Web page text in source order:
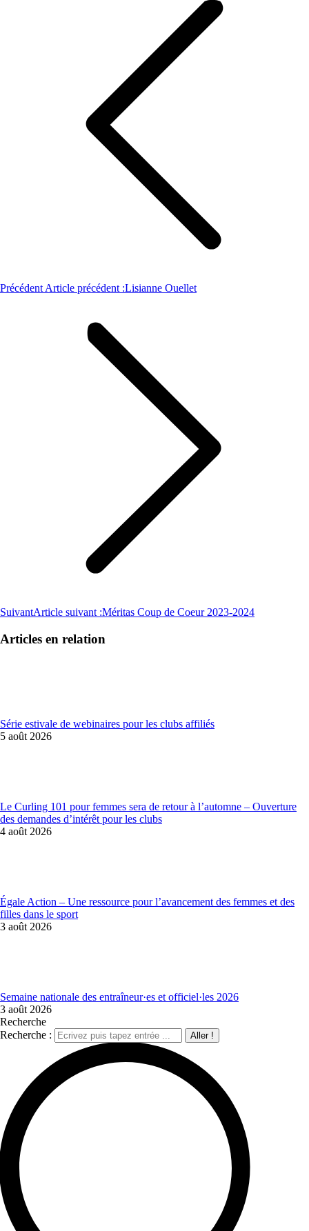
Précédent Article précédent :Lisianne Ouellet
SuivantArticle suivant :Méritas Coup de Coeur 2023-2024
Articles en relation
Série estivale de webinaires pour les clubs affiliés
5 août 2026
Le Curling 101 pour femmes sera de retour à l’automne – Ouverture
des demandes d’intérêt pour les clubs
4 août 2026
Égale Action – Une ressource pour l’avancement des femmes et des
filles dans le sport
3 août 2026
Semaine nationale des entraîneur·es et officiel·les 2026
3 août 2026
Recherche
Recherche :